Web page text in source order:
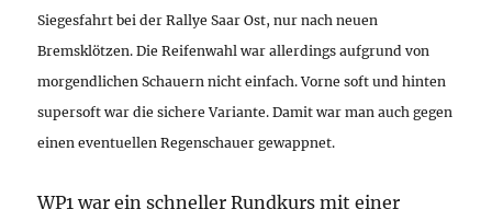
Siegesfahrt bei der Rallye Saar Ost, nur nach neuen
Bremsklötzen. Die Reifenwahl war allerdings aufgrund von
morgendlichen Schauern nicht einfach.Vorne soft und hinten
supersoft war die sichere Variante. Damit war man auch gegen
einen eventuellen Regenschauer gewappnet.
WP1 war ein schneller Rundkurs mit einer